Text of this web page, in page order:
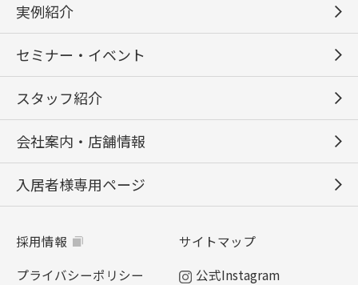
実例紹介
セミナー・イベント
スタッフ紹介
会社案内・店舗情報
入居者様専用ページ
採用情報
サイトマップ
プライバシーポリシー
公式Instagram